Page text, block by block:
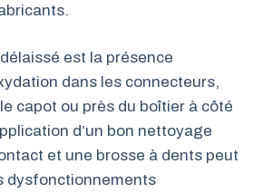
est la présence
dans les connecteurs,
capot ou près du boîtier à côté
d’un bon nettoyage
et une brosse à dents peut
dysfonctionnements